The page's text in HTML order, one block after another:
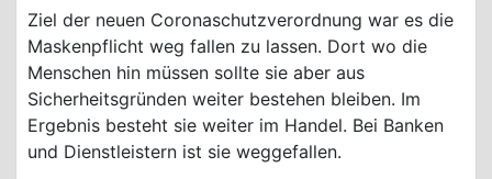
Ziel der neuen Coronaschutzverordnung war es die
Maskenpflicht weg fallen zu lassen. Dort wo die
Menschen hin müssen sollte sie aber aus
Sicherheitsgründen weiter bestehen bleiben. Im
Ergebnis besteht sie weiter im Handel. Bei Banken
und Dienstleistern ist sie weggefallen.